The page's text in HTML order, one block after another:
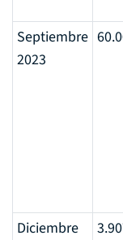
Septiembre
2023
Diciembre